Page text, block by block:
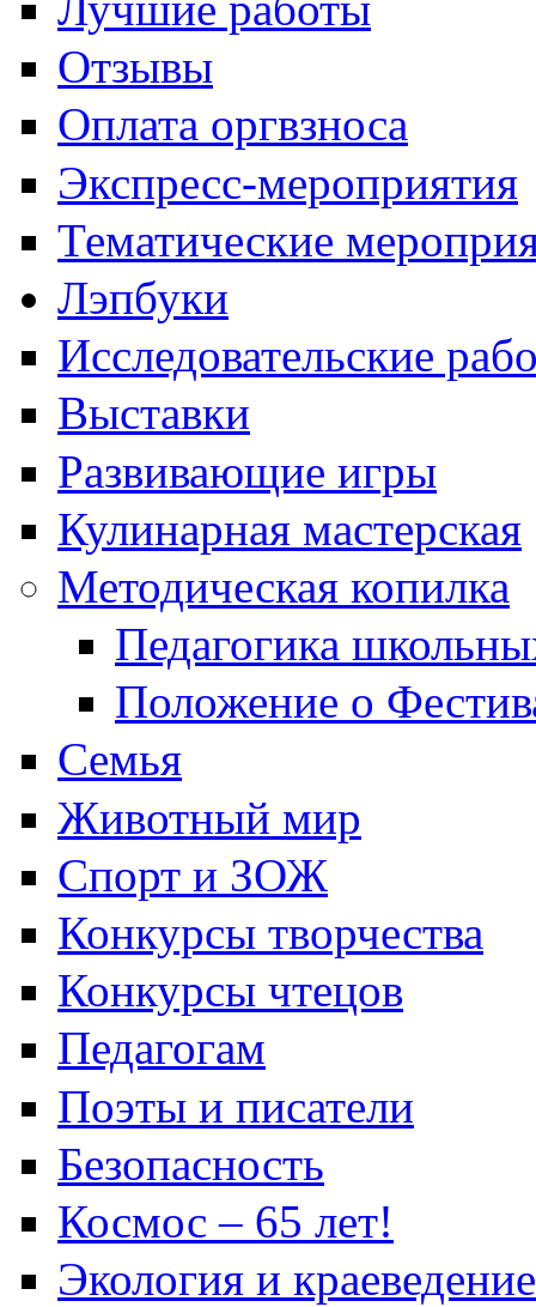
Отзывы
Оплата оргвзноса
Экспресс-мероприятия
Тематические
Лэпбуки
Исследовательские
Выставки
Развивающие игры
Кулинарная мастерская
Методическая копилка
Педагогика
Положение о
Семья
Животный мир
Спорт и ЗОЖ
Конкурсы творчества
Конкурсы чтецов
Педагогам
Поэты и писатели
Безопасность
Космос – 65 лет!
Экология и краеведение